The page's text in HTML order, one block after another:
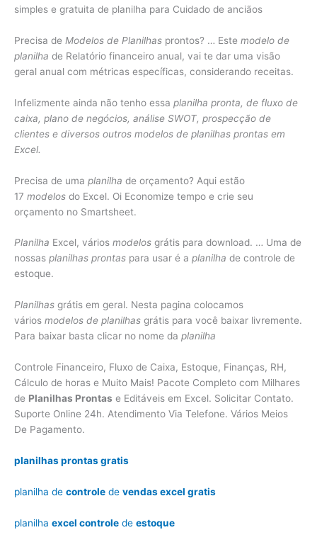
simples e gratuita de planilha para Cuidado de anciãos
Precisa de Modelos de Planilhas prontos? … Este modelo de
planilha de Relatório financeiro anual, vai te dar uma visão
geral anual com métricas específicas, considerando receitas.
Infelizmente ainda não tenho essa planilha pronta, de fluxo de
caixa, plano de negócios, análise SWOT, prospecção de
clientes e diversos outros modelos de planilhas prontas em
Excel.
Precisa de uma planilha de orçamento? Aqui estão
17 modelos do Excel. Oi Economize tempo e crie seu
orçamento no Smartsheet.
Planilha Excel, vários modelos grátis para download. … Uma de
nossas planilhas prontas para usar é a planilha de controle de
estoque.
Planilhas grátis em geral. Nesta pagina colocamos
vários modelos de planilhas grátis para você baixar livremente.
Para baixar basta clicar no nome da planilha
Controle Financeiro, Fluxo de Caixa, Estoque, Finanças, RH,
Cálculo de horas e Muito Mais! Pacote Completo com Milhares
de Planilhas Prontas e Editáveis em Excel. Solicitar Contato.
Suporte Online 24h. Atendimento Via Telefone. Vários Meios
De Pagamento.
planilhas prontas gratis
planilha de controle de vendas excel gratis
planilha excel controle de estoque